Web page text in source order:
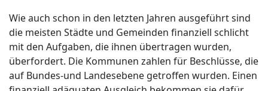
Wie auch schon in den letzten Jahren ausgeführt sind
die meisten Städte und Gemeinden finanziell schlicht
mit den Aufgaben, die ihnen übertragen wurden,
überfordert. Die Kommunen zahlen für Beschlüsse, die
auf Bundes-und Landesebene getroffen wurden. Einen